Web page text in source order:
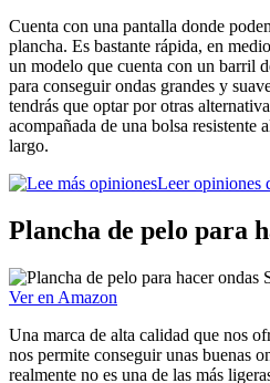
Cuenta con una pantalla donde
plancha. Es bastante rápida, en
un modelo que cuenta con un barril
para conseguir ondas grandes y
tendrás que optar por otras
acompañada de una bolsa resistente
largo.
Leer opiniones
Plancha de pelo para
Ver en Amazon
Una marca de alta calidad que nos
nos permite conseguir unas buenas
realmente no es una de las más